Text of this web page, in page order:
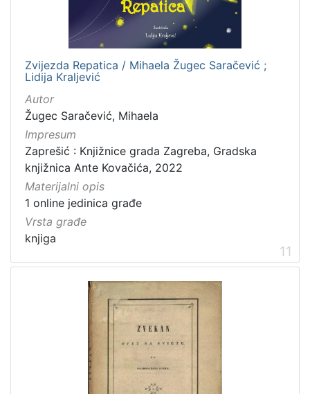
Zvijezda Repatica / Mihaela Žugec Saračević ;
Lidija Kraljević
Autor
Žugec Saračević, Mihaela
Impresum
Zaprešić : Knjižnice grada Zagreba, Gradska
knjižnica Ante Kovačića, 2022
Materijalni opis
1 online jedinica građe
Vrsta građe
knjiga
11